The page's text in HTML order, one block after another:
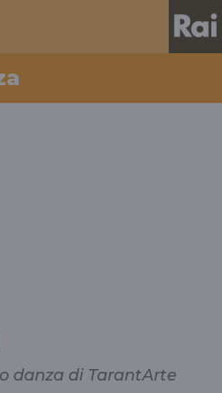
danza di TarantArte